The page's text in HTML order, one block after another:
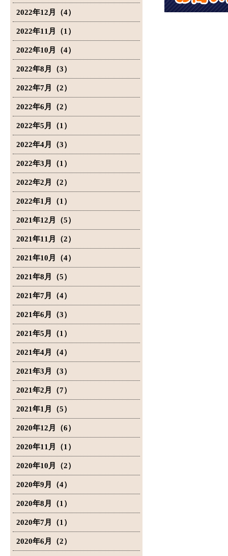
2022年12月（4）
2022年11月（1）
2022年10月（4）
2022年8月（3）
2022年7月（2）
2022年6月（2）
2022年5月（1）
2022年4月（3）
2022年3月（1）
2022年2月（2）
2022年1月（1）
2021年12月（5）
2021年11月（2）
2021年10月（4）
2021年8月（5）
2021年7月（4）
2021年6月（3）
2021年5月（1）
2021年4月（4）
2021年3月（3）
2021年2月（7）
2021年1月（5）
2020年12月（6）
2020年11月（1）
2020年10月（2）
2020年9月（4）
2020年8月（1）
2020年7月（1）
2020年6月（2）